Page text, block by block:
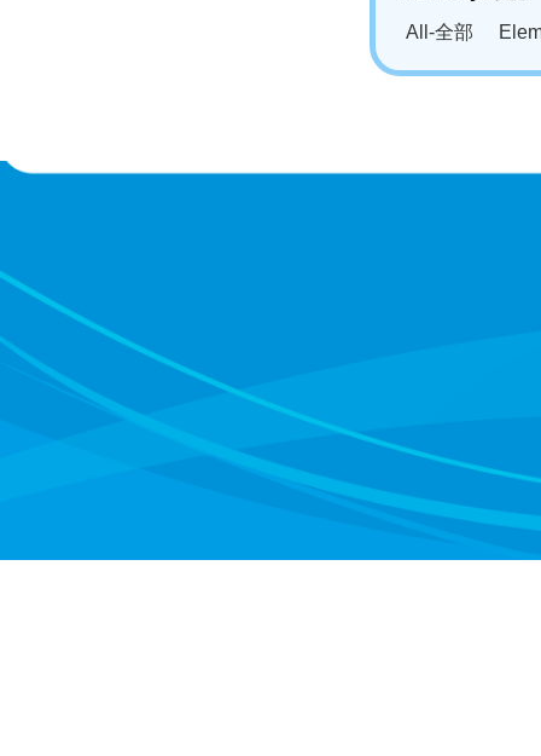
All-全部